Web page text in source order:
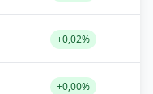
+0,02%
+0,00%